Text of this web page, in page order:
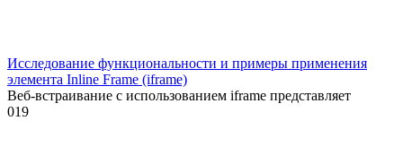
Исследование функциональности и примеры применения
элемента Inline Frame (iframe)
Веб-встраивание с использованием iframe представляет
019